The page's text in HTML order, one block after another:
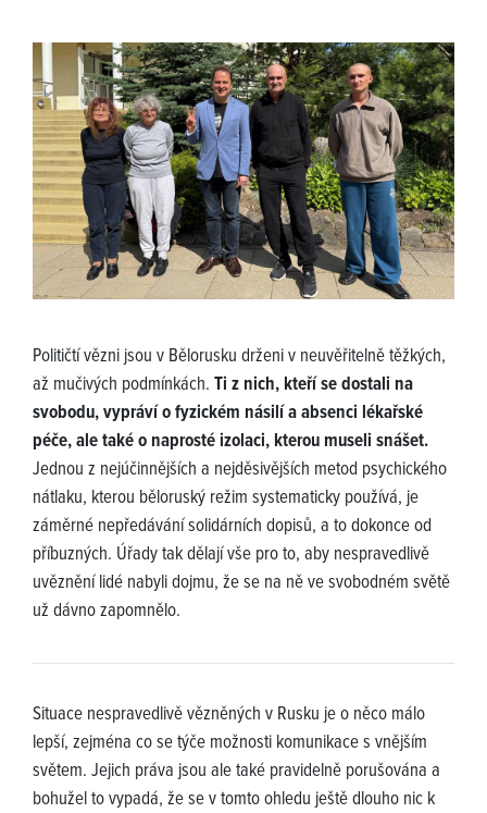
Političtí vězni jsou v Bělorusku drženi v neuvěřitelně těžkých,
až mučivých podmínkách. Ti z nich, kteří se dostali na
svobodu, vypráví o fyzickém násilí a absenci lékařské
péče, ale také o naprosté izolaci, kterou museli snášet.
Jednou z nejúčinnějších a nejděsivějších metod psychického
nátlaku, kterou běloruský režim systematicky používá, je
záměrné nepředávání solidárních dopisů, a to dokonce od
příbuzných. Úřady tak dělají vše pro to, aby nespravedlivě
uvěznění lidé nabyli dojmu, že se na ně ve svobodném světě
už dávno zapomnělo.
Situace nespravedlivě vězněných v Rusku je o něco málo
lepší, zejména co se týče možnosti komunikace s vnějším
světem. Jejich práva jsou ale také pravidelně porušována a
bohužel to vypadá, že se v tomto ohledu ještě dlouho nic k